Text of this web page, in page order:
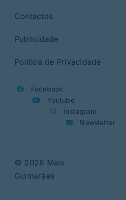
Contactos
Publicidade
Política de Privacidade
Facebook
Youtube
Instagram
Newsletter
© 2026 Mais
Guimarães